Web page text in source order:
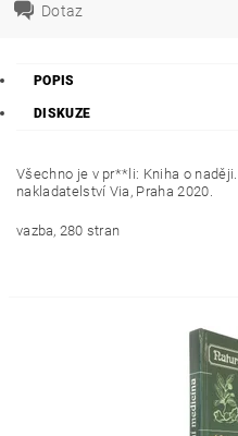
Dotaz
POPIS
DISKUZE
Všechno je v pr**li: Kniha o
nakladatelství Via, Praha 2020.
vazba, 280 stran